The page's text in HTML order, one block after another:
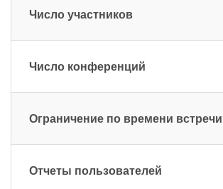
Число участников
Число конференций
Ограничение по времени встречи
Отчеты пользователей